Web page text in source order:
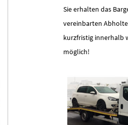
Sie erhalten das
vereinbarten
kurzfristig innerhalb
möglich!